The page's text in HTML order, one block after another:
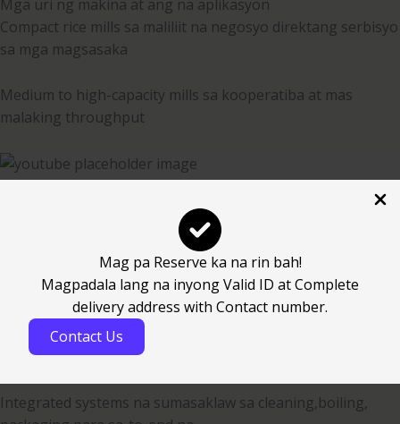
Mag pa Reserve ka na rin bah!
Magpadala lang na inyong Valid ID at Complete
delivery address with Contact number.
Contact Us
Mga uri ng makina at ang na aplikasyon
Compact rice mills sa maliliit na negosyo direktang serbisyo
sa mga magsasaka
Medium to high-capacity mills sa kooperatiba at mas
malaking throughput
Integrated systems na sumasaklaw sa cleaning,boiling,